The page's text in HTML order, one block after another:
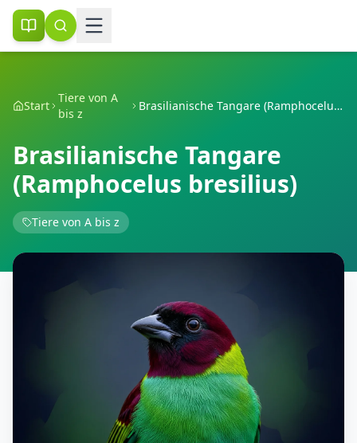
Start
Tiere von A
bis z
Brasilianische Tangare (Ramphocelus bresilius)
Brasilianische Tangare
(Ramphocelus bresilius)
Tiere von A bis z